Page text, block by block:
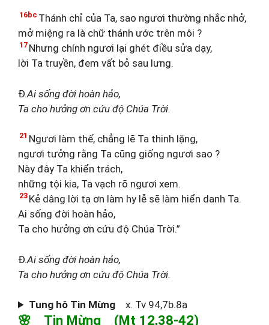
16bc Thánh chỉ của Ta, sao ngươi thường nhắc nhở,
mở miệng ra là chữ thánh ước trên môi ?
17 Nhưng chính ngươi lại ghét điều sửa dạy,
lời Ta truyền, đem vất bỏ sau lưng.
Đ.Ai sống đời hoàn hảo,
Ta cho hưởng ơn cứu độ Chúa Trời.
21 Ngươi làm thế, chẳng lẽ Ta thinh lặng,
ngươi tưởng rằng Ta cũng giống ngươi sao ?
Này đây Ta khiển trách,
những tội kia, Ta vạch rõ ngươi xem.
23 Kẻ dâng lời tạ ơn làm hy lễ sẽ làm hiển danh Ta.
Ai sống đời hoàn hảo,
Ta cho hưởng ơn cứu độ Chúa Trời.”
Đ.Ai sống đời hoàn hảo,
Ta cho hưởng ơn cứu độ Chúa Trời.
Tung hô Tin Mừng x. Tv 94,7b.8a
🌸 Tin Mừng (Mt 12,38-42)